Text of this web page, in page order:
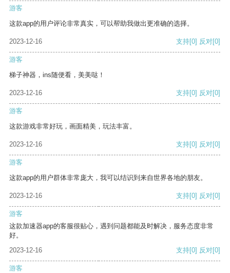
游客
这款app的用户评论非常真实，可以帮助我做出更准确的选择。
2023-12-16 支持[0] 反对[0]
游客
梯子神器，ins随便看，美美哒！
2023-12-16 支持[0] 反对[0]
游客
这款游戏非常好玩，画面精美，玩法丰富。
2023-12-16 支持[0] 反对[0]
游客
这款app的用户群体非常庞大，我可以结识到来自世界各地的朋友。
2023-12-16 支持[0] 反对[0]
游客
这款加速器app的客服很贴心，遇到问题都能及时解决，服务态度非常
好。
2023-12-16
支持[0] 反对[0]
游客